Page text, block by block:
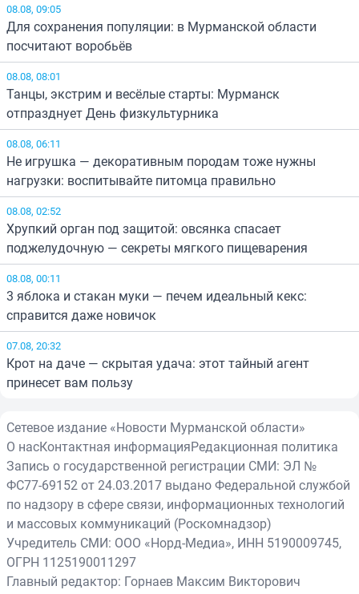
08.08, 09:05
Для сохранения популяции: в Мурманской области
посчитают воробьёв
08.08, 08:01
Танцы, экстрим и весёлые старты: Мурманск
отпразднует День физкультурника
08.08, 06:11
Не игрушка — декоративным породам тоже нужны
нагрузки: воспитывайте питомца правильно
08.08, 02:52
Хрупкий орган под защитой: овсянка спасает
поджелудочную — секреты мягкого пищеварения
08.08, 00:11
3 яблока и стакан муки — печем идеальный кекс:
справится даже новичок
07.08, 20:32
Крот на даче — скрытая удача: этот тайный агент
принесет вам пользу
Сетевое издание «Новости Мурманской области»
О насКонтактная информацияРедакционная политика
Запись о государственной регистрации СМИ: ЭЛ №
ФС77-69152 от 24.03.2017 выдано Федеральной службой
по надзору в сфере связи, информационных технологий
и массовых коммуникаций (Роскомнадзор)
Учредитель СМИ: ООО «Норд-Медиа», ИНН 5190009745,
ОГРН 1125190011297
Главный редактор: Горнаев Максим Викторович